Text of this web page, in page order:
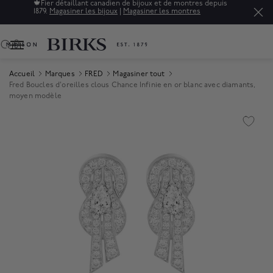
🍁 Fier détaillant canadien de bijoux et de montres depuis
1879. Magasiner les bijoux Magasiner les montres
0
Accueil Marques FRED
Magasiner tout
Fred Boucles d'oreilles clous Chance Infinie en or blanc avec diamants,
moyen modèle